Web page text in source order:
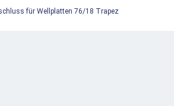
für Wellplatten 76/18 Trapez